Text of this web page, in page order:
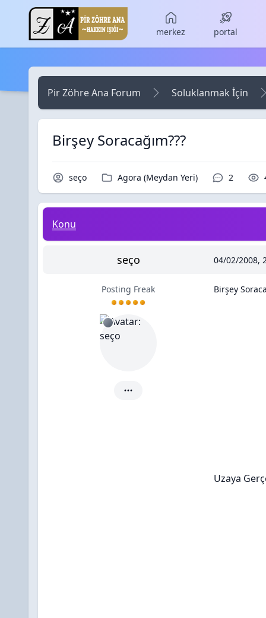
Skip to main content
merkez portal
Pir Zöhre Ana Forum Soluklanmak İçin
Birşey Soracağım???
Konu Sahibi / Yazar
seço Kategori / Forum
Agora (Meydan Yeri) Yorumlar
2
Birşey Soracağım???
Konu
seço 04/02/2008,
Posting Freak Birşey
Uzaya